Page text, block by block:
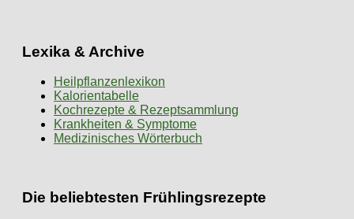
Lexika & Archive
Heilpflanzenlexikon
Kalorientabelle
Kochrezepte & Rezeptsammlung
Krankheiten & Symptome
Medizinisches Wörterbuch
Die beliebtesten Frühlingsrezepte